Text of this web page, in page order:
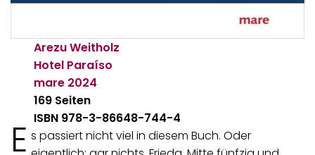
Arezu Weitholz
Hotel Paraíso
mare 2024
169 Seiten
ISBN 978-3-86648-744-4
E s passiert nicht viel in diesem Buch. Oder